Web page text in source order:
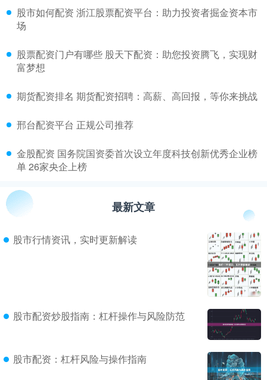
​股市如何配资 浙江股票配资平台：助力投资者掘金资本市
场
​股票配资门户有哪些 股天下配资：助您投资腾飞，实现财
富梦想
​期货配资排名 期货配资招聘：高薪、高回报，等你来挑战
​邢台配资平台 正规公司推荐
​金股配资 国务院国资委首次设立年度科技创新优秀企业榜
单 26家央企上榜
最新文章
股市行情资讯，实时更新解读
股市配资炒股指南：杠杆操作与风险防范
股市配资：杠杆风险与操作指南